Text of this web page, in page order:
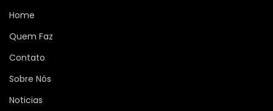
Home
Quem Faz
Contato
Sobre Nós
Noticias